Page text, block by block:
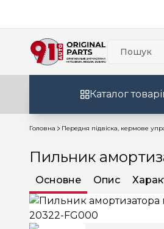
Каталог
Головна Передня підвіска, кермове
Пильник
Основне Опис